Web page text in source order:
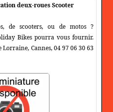
deux-roues Scooter
de scooters, ou de motos ?
Bikes pourra vous fournir.
Cannes, 04 97 06 30 63